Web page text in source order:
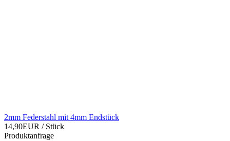
2mm Federstahl mit 4mm Endstück
14,90EUR / Stück
Produktanfrage